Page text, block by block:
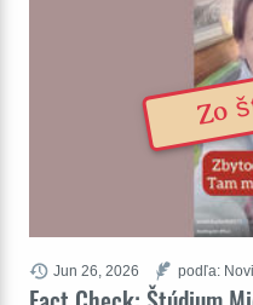
Jun 26, 2026 podľa:
Zo